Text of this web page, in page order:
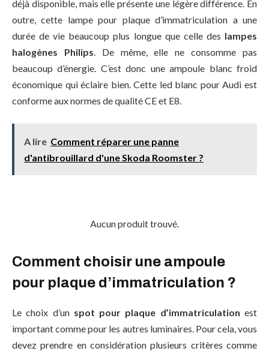
déjà disponible, mais elle présente une légère différence. En
outre, cette lampe pour plaque d’immatriculation a une
durée de vie beaucoup plus longue que celle des lampes
halogènes Philips. De même, elle ne consomme pas
beaucoup d’énergie. C’est donc une ampoule blanc froid
économique qui éclaire bien. Cette led blanc pour Audi est
conforme aux normes de qualité CE et E8.
A lire Comment réparer une panne
d'antibrouillard d'une Skoda Roomster ?
Aucun produit trouvé.
Comment choisir une ampoule
pour plaque d’immatriculation ?
Le choix d’un spot pour plaque d’immatriculation est
important comme pour les autres luminaires. Pour cela, vous
devez prendre en considération plusieurs critères comme